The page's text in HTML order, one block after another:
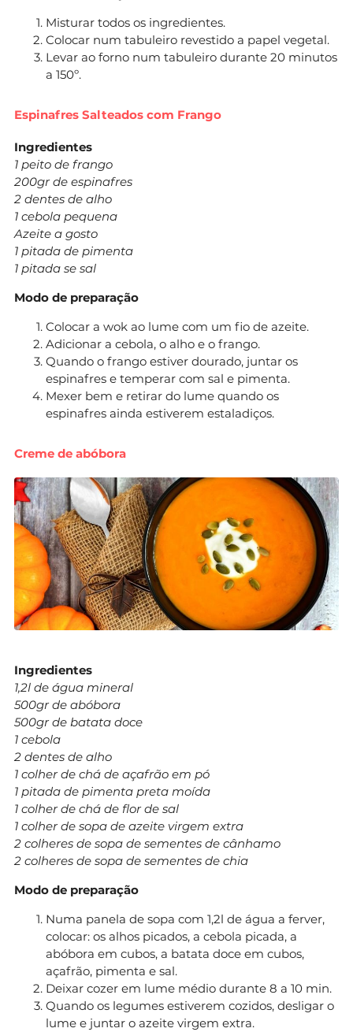
Misturar todos os ingredientes.
Colocar num tabuleiro revestido a papel vegetal.
Levar ao forno num tabuleiro durante 20 minutos
a 150º.
Espinafres Salteados com Frango
Ingredientes
1 peito de frango
200gr de espinafres
2 dentes de alho
1 cebola pequena
Azeite a gosto
1 pitada de pimenta
1 pitada se sal
Modo de preparação
Colocar a wok ao lume com um fio de azeite.
Adicionar a cebola, o alho e o frango.
Quando o frango estiver dourado, juntar os
espinafres e temperar com sal e pimenta.
Mexer bem e retirar do lume quando os
espinafres ainda estiverem estaladiços.
Creme de abóbora
Ingredientes
1,2l de água mineral
500gr de abóbora
500gr de batata doce
1 cebola
2 dentes de alho
1 colher de chá de açafrão em pó
1 pitada de pimenta preta moída
1 colher de chá de flor de sal
1 colher de sopa de azeite virgem extra
2 colheres de sopa de sementes de cânhamo
2 colheres de sopa de sementes de chia
Modo de preparação
Numa panela de sopa com 1,2l de água a ferver,
colocar: os alhos picados, a cebola picada, a
abóbora em cubos, a batata doce em cubos,
açafrão, pimenta e sal.
Deixar cozer em lume médio durante 8 a 10 min.
Quando os legumes estiverem cozidos, desligar o
lume e juntar o azeite virgem extra.